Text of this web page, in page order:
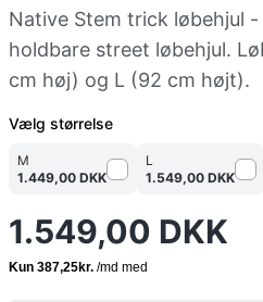
Native Stem trick løbehjul
holdbare street løbehjul.
cm høj) og L (92 cm højt).
Vælg størrelse
M
1.449,00 DKK
L
1.549,00 DKK
1.549,00 DKK